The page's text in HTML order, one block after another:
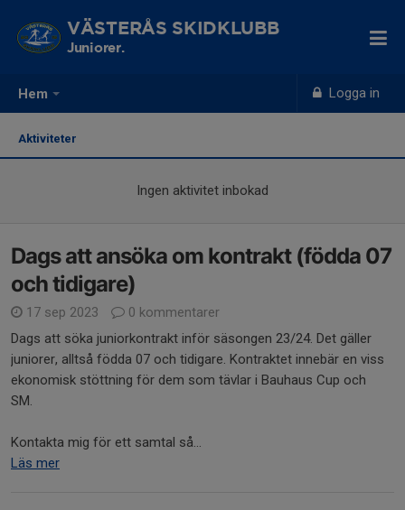
Hem Logga in
VÄSTERÅS SKIDKLUBB
Juniorer.
Aktiviteter
Ingen aktivitet inbokad
Dags att ansöka om kontrakt (födda 07
och tidigare)
17 sep 2023
0 kommentarer
Dags att söka juniorkontrakt inför säsongen 23/24. Det gäller
juniorer, alltså födda 07 och tidigare. Kontraktet innebär en viss
ekonomisk stöttning för dem som tävlar i Bauhaus Cup och
SM.
Kontakta mig för ett samtal så...
Läs mer